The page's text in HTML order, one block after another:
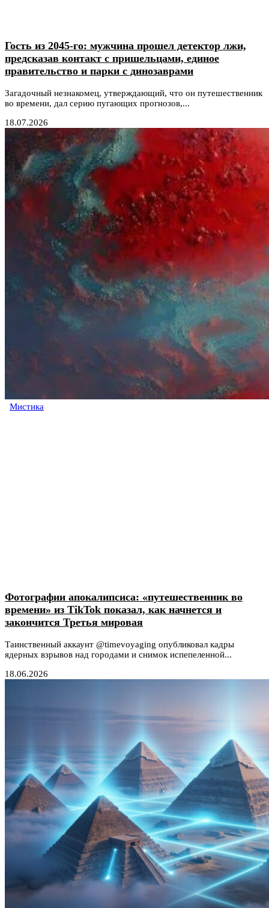
Гость из 2045-го: мужчина прошел детектор лжи,
предсказав контакт с пришельцами, единое
правительство и парки с динозаврами
Загадочный незнакомец, утверждающий, что он путешественник
во времени, дал серию пугающих прогнозов,...
18.07.2026
Мистика
Фотографии апокалипсиса: «путешественник во
времени» из TikTok показал, как начнется и
закончится Третья мировая
Таинственный аккаунт @timevoyaging опубликовал кадры
ядерных взрывов над городами и снимок испепеленной...
18.06.2026